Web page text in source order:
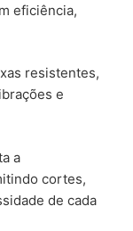
eficiência,
resistentes,
e
a
cortes,
de cada